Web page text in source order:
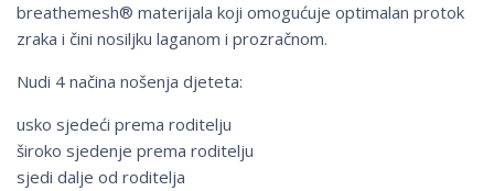
breathemesh® materijala koji omogućuje optimalan protok
zraka i čini nosiljku laganom i prozračnom.
Nudi 4 načina nošenja djeteta:
usko sjedeći prema roditelju
široko sjedenje prema roditelju
sjedi dalje od roditelja